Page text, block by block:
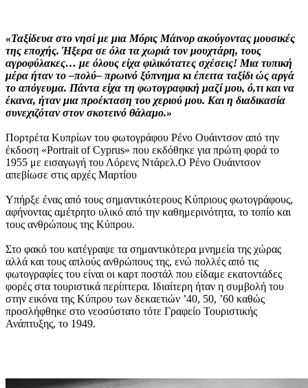
«Ταξίδευα στο νησί με μια Μόρις Μάινορ ακούγοντας μουσικές
της εποχής. Ήξερα σε όλα τα χωριά τον μουχτάρη, τους
αγροφύλακες… με όλους είχα φιλικότατες σχέσεις! Μια τυπική
μέρα ήταν το –πολύ– πρωινό ξύπνημα κι έπειτα ταξίδι ώς αργά
το απόγευμα. Πάντα είχα τη φωτογραφική μαζί μου, ό,τι και να
έκανα, ήταν μια προέκταση του χεριού μου. Και η διαδικασία
συνεχιζόταν στον σκοτεινό θάλαμο.»
Πορτρέτα Κυπρίων του φωτογράφου Ρένο Ουάιντσον από την
έκδοση «Portrait of Cyprus» που εκδόθηκε για πρώτη φορά το
1955 με εισαγωγή του Λόρενς Ντάρελ.Ο Ρένο Ουάιντσον
απεβίωσε στις αρχές Μαρτίου
Υπήρξε ένας από τους σημαντικότερους Κύπριους φωτογράφους,
αφήνοντας αμέτρητο υλικό από την καθημερινότητα, το τοπίο και
τους ανθρώπους της Κύπρου.
Στο φακό του κατέγραψε τα σημαντικότερα μνημεία της χώρας
αλλά και τους απλούς ανθρώπους της, ενώ πολλές από τις
φωτογραφίες του είναι οι καρτ ποστάλ που είδαμε εκατοντάδες
φορές στα τουριστικά περίπτερα. Ιδιαίτερη ήταν η συμβολή του
στην εικόνα της Κύπρου των δεκαετιών ’40, 50, ’60 καθώς
προσλήφθηκε στο νεοσύστατο τότε Γραφείο Τουριστικής
Ανάπτυξης, το 1949.